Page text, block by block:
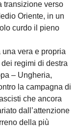
transizione verso
Oriente, in un
curdo il pieno
una vera e propria
regimi di destra
– Ungheria,
la campagna di
che ancora
dall’attenzione
della più